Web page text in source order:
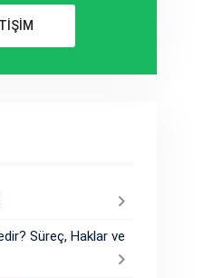
Süreç, Haklar ve